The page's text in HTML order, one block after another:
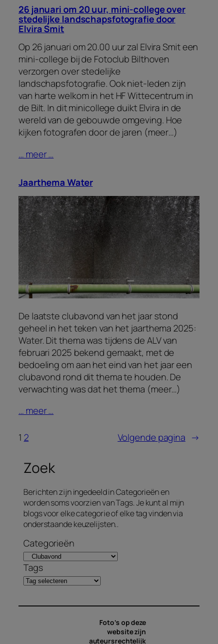
26 januari om 20 uur, mini-college over
stedelijke landschapsfotografie door
Elvira Smit
Op 26 januari om 20.00 uur zal Elvira Smit een
mini-college bij de Fotoclub Bilthoven
verzorgen over stedelijke
landschapsfotografie. Ook niet-leden zijn
van harte welkom in het HF Wittecentrum in
de Bilt. In dit minicollege duikt Elvira in de
wereld van de gebouwde omgeving. Hoe
kijken fotografen door de jaren (meer…)
… meer …
Jaarthema Water
De laatste clubavond van het jaar stond
geheel in het teken van het jaarthema 2025:
Water. Dit thema was tijdens de ALV van
februari 2025 bekend gemaakt, met de
bedoeling om aan het eind van het jaar een
clubavond rond dit thema te houden. De
verwachting was dat het thema (meer…)
… meer …
1 2 Volgende pagina →
Zoek
Berichten zijn ingedeeld in Categorieën en
worden soms voorzien van Tags. Je kunt al mijn
blogs voor elke categorie of elke tag vinden via
onderstaande keuzelijsten..
Categorieën
Tags
Foto’s op deze
website zijn
auteursrechtelijk